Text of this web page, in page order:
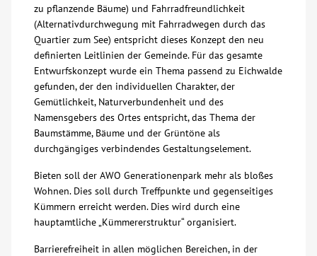
Suche
Kontakt
AWO BB Süd
zu pflanzende Bäume) und Fahrradfreundlichkeit
(Alternativdurchwegung mit Fahrradwegen durch das
Quartier zum See) entspricht dieses Konzept den neu
definierten Leitlinien der Gemeinde. Für das gesamte
Entwurfskonzept wurde ein Thema passend zu Eichwalde
gefunden, der den individuellen Charakter, der
Gemütlichkeit, Naturverbundenheit und des
Namensgebers des Ortes entspricht, das Thema der
Baumstämme, Bäume und der Grüntöne als
durchgängiges verbindendes Gestaltungselement.
Bieten soll der AWO Generationenpark mehr als bloßes
Wohnen. Dies soll durch Treffpunkte und gegenseitiges
Kümmern erreicht werden. Dies wird durch eine
hauptamtliche „Kümmererstruktur“ organisiert.
Barrierefreiheit in allen möglichen Bereichen, in der